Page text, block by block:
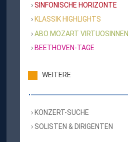
SINFONISCHE HORIZONTE
KLASSIK HIGHLIGHTS
ABO MOZART VIRTUOSINNEN
BEETHOVEN-TAGE
WEITERE
KONZERT-SUCHE
SOLISTEN & DIRIGENTEN